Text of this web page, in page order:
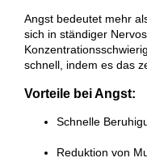
Angst bedeutet mehr
sich in ständiger
schnell, indem es das
Vorteile bei Angst:
Schnelle
Reduktion von